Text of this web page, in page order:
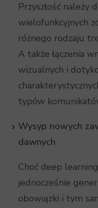
Przyszłość należy
wielofunkcyjnych
różnego rodzaju
A także łączenia
wizualnych i
typów
Wysyp nowych
dawnych
Choć deep
jednocześnie
obowiązki i tym